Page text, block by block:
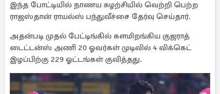
இந்த போட்டியில் நாணய சுழற்சியில் வெற்றி பெற்ற
ராஜஸ்தான் ராயல்ஸ் பந்துவீச்சை தேர்வு செய்தார்.
அதன்படி முதல் பேட்டிங்கில் களமிறங்கிய குஜராத்
டைட்டன்ஸ் அணி 20 ஓவர்கள் முடிவில் 4 விக்கெட்
இழப்பிற்கு 229 ஓட்டங்கள் குவித்தது.